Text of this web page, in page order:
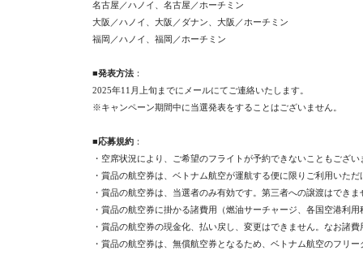
名古屋／ハノイ、名古屋／ホーチミン
大阪／ハノイ、大阪／ダナン、大阪／ホーチミン
福岡／ハノイ、福岡／ホーチミン
■発表方法：
2025年11月上旬までにメールにてご連絡いたします。
※キャンペーン期間中に当選発表をすることはございません。
■応募規約：
・空席状況により、ご希望のフライトが予約できないこともござい
・賞品の航空券は、ベトナム航空が運航する便に限りご利用いただ
・賞品の航空券は、当選者のみ有効です。第三者への譲渡はできま
・賞品の航空券に掛かる諸費用（燃油サーチャージ、各国空港利
・賞品の航空券の現金化、払い戻し、変更はできません。なお諸
・賞品の航空券は、無償航空券となるため、ベトナム航空のフリ